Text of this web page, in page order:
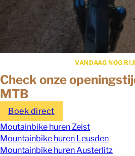
VANDAAG NOG
Check onze
MTB
Boek direct
Moutainbike huren Zeist
Mountainbike huren Leusden
Mountainbike huren Austerlitz